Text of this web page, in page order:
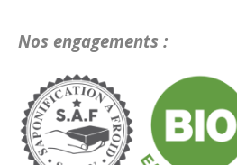
Nos engagements :